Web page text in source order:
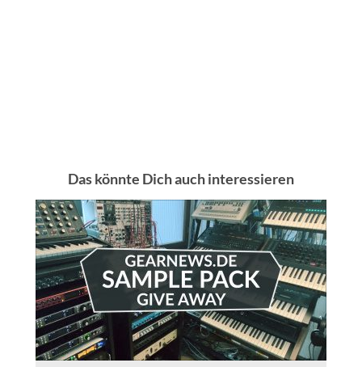
Das könnte Dich auch interessieren